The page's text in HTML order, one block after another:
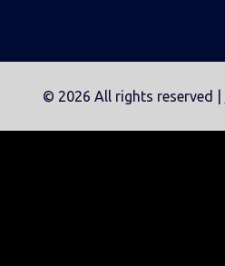
© 2026 All rights reserved |